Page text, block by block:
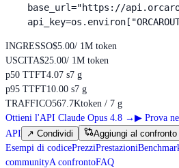
base_url="https://
INGRESSO$5.00/ 1M token
USCITA$25.00/ 1M token
p50 TTFT4.07 s7 g
p95 TTFT10.00 s7 g
TRAFFICO567.7Ktoken / 7 g
Ottieni l'API Claude Opus 4.8 → ▶ Prova
API
↗ Condividi
Aggiungi al confronto
Esempi di codicePrezziPrestazioni
communityA confrontoFAQ